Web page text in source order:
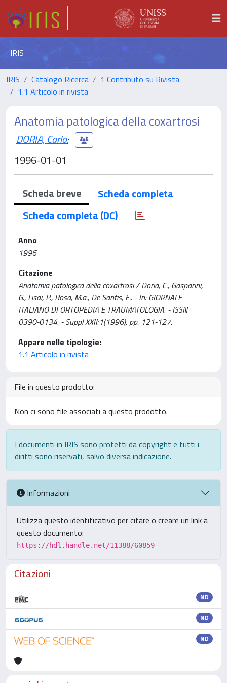
IRIS
IRIS Catalogo Ricerca
1 Contributo su Rivista
1.1 Articolo in rivista
Anatomia patologica della coxartrosi
DORIA, Carlo;
1996-01-01
Scheda breve
Scheda completa
Scheda completa (DC)
Anno
1996
Citazione
Anatomia patologica della coxartrosi / Doria, C., Gasparini,
G., Lisai, P., Rosa, M.a., De Santis, E.. - In: GIORNALE
ITALIANO DI ORTOPEDIA E TRAUMATOLOGIA. - ISSN
0390-0134. - Suppl XXII:1(1996), pp. 121-127.
Appare nelle tipologie:
1.1 Articolo in rivista
File in questo prodotto:
Non ci sono file associati a questo prodotto.
I documenti in IRIS sono protetti da copyright e tutti i
diritti sono riservati, salvo diversa indicazione.
Informazioni
Utilizza questo identificativo per citare o creare un link a
questo documento:
https://hdl.handle.net/11388/60859
Citazioni
ND
ND
ND